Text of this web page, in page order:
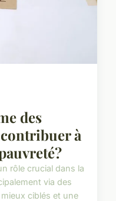
des
à
rôle crucial dans la
via des
ciblés et une